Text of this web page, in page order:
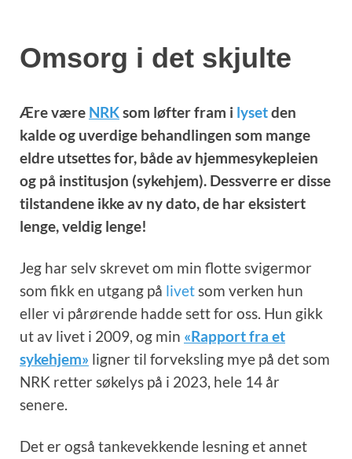
Omsorg i det skjulte
Ære være NRKsom løfter fram i lysetden
kalde og uverdige behandlingen som mange
eldre utsettes for, både av hjemmesykepleien
og på institusjon (sykehjem). Dessverre er disse
tilstandene ikke av ny dato, de har eksistert
lenge, veldig lenge!
Jeg har selv skrevet om min flotte svigermor
som fikk en utgang på livetsom verken hun
eller vi pårørende hadde sett for oss. Hun gikk
ut av livet i 2009, og min «Rapport fra et
sykehjem» ligner til forveksling mye på det som
NRK retter søkelys på i 2023, hele 14 år
senere.
Det er også tankevekkende lesning et annet